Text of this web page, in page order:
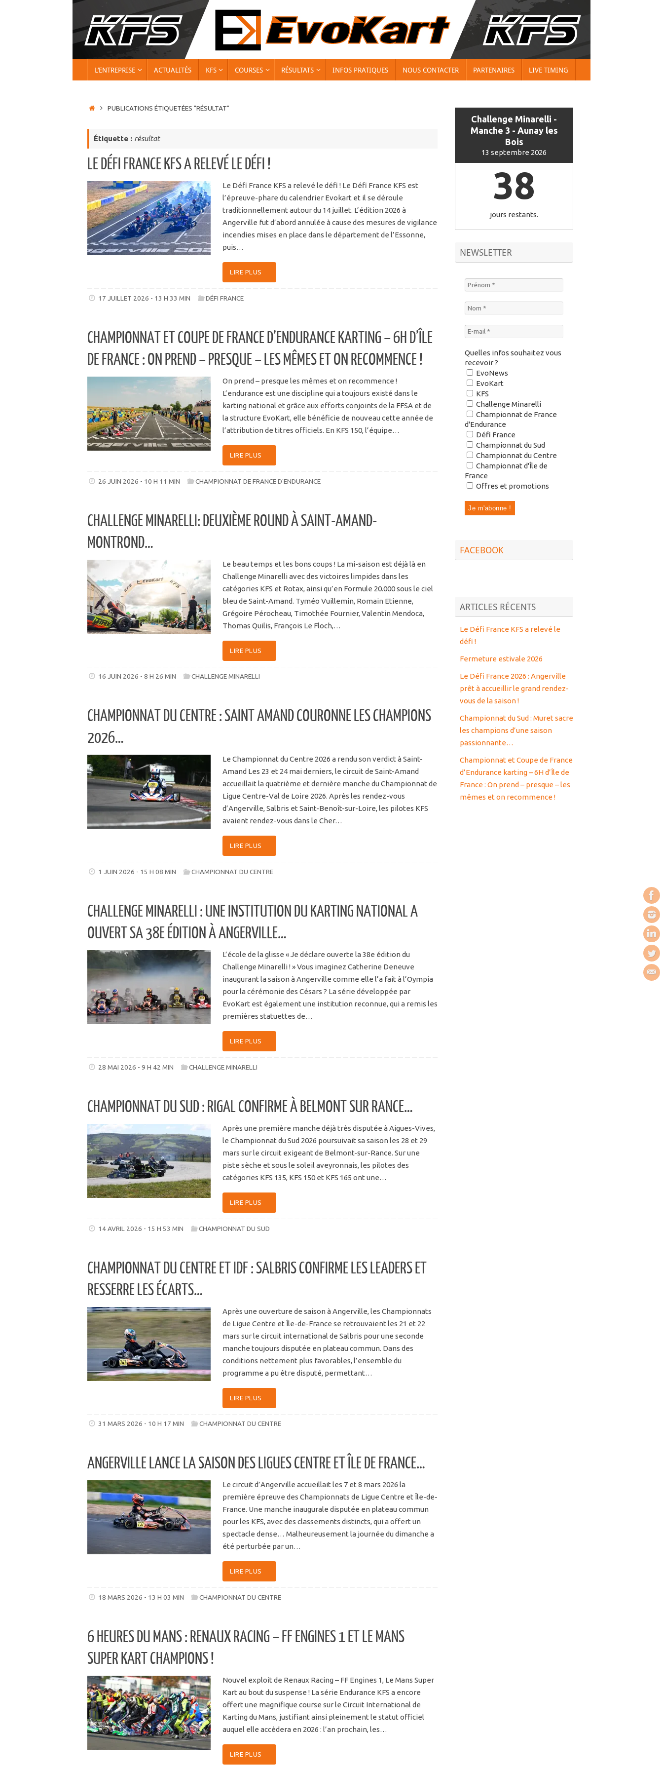
L’ENTREPRISE ACTUALITÉS KFS COURSES RÉSULTATS INFOS PRATIQUES NOUS CONTACTER PARTENAIRES LIVE TIMING
ACCUEIL
PUBLICATIONS ÉTIQUETÉES "RÉSULTAT"
Étiquette : résultat
LE DÉFI FRANCE KFS A RELEVÉ LE DÉFI !
Le Défi France KFS a relevé le défi ! Le Défi France KFS est
l’épreuve-phare du calendrier Evokart et il se déroule
traditionnellement autour du 14 juillet. L’édition 2026 à
Angerville fut d’abord annulée à cause des mesures de vigilance
incendies mises en place dans le département de l’Essonne,
puis…
LIRE PLUS
17 JUILLET 2026 - 13 H 33 MIN DÉFI FRANCE
CHAMPIONNAT ET COUPE DE FRANCE D’ENDURANCE KARTING – 6H D’ÎLE
DE FRANCE : ON PREND – PRESQUE – LES MÊMES ET ON RECOMMENCE !
On prend – presque les mêmes et on recommence !
L’endurance est une discipline qui a toujours existé dans le
karting national et grâce aux efforts conjoints de la FFSA et de
la structure EvoKart, elle bénéficie de nouveau cette année de
l’attribution de titres officiels. En KFS 150, l’équipe…
LIRE PLUS
26 JUIN 2026 - 10 H 11 MIN CHAMPIONNAT DE FRANCE D'ENDURANCE
CHALLENGE MINARELLI: DEUXIÈME ROUND À SAINT-AMAND-
MONTROND…
Le beau temps et les bons coups ! La mi-saison est déjà là en
Challenge Minarelli avec des victoires limpides dans les
catégories KFS et Rotax, ainsi qu’en Formule 20.000 sous le ciel
bleu de Saint-Amand. Tyméo Vuillemin, Romain Etienne,
Grégoire Pérocheau, Timothée Fournier, Valentin Mendoca,
Thomas Quilis, François Le Floch,…
LIRE PLUS
16 JUIN 2026 - 8 H 26 MIN CHALLENGE MINARELLI
CHAMPIONNAT DU CENTRE : SAINT AMAND COURONNE LES CHAMPIONS
2026…
Le Championnat du Centre 2026 a rendu son verdict à Saint-
Amand Les 23 et 24 mai derniers, le circuit de Saint-Amand
accueillait la quatrième et dernière manche du Championnat de
Ligue Centre-Val de Loire 2026. Après les rendez-vous
d’Angerville, Salbris et Saint-Benoît-sur-Loire, les pilotes KFS
avaient rendez-vous dans le Cher…
LIRE PLUS
1 JUIN 2026 - 15 H 08 MIN CHAMPIONNAT DU CENTRE
CHALLENGE MINARELLI : UNE INSTITUTION DU KARTING NATIONAL A
OUVERT SA 38E ÉDITION À ANGERVILLE…
L’école de la glisse « Je déclare ouverte la 38e édition du
Challenge Minarelli ! » Vous imaginez Catherine Deneuve
inaugurant la saison à Angerville comme elle l’a fait à l’Oympia
pour la cérémonie des Césars ? La série développée par
EvoKart est également une institution reconnue, qui a remis les
premières statuettes de…
LIRE PLUS
28 MAI 2026 - 9 H 42 MIN CHALLENGE MINARELLI
CHAMPIONNAT DU SUD : RIGAL CONFIRME À BELMONT SUR RANCE…
Après une première manche déjà très disputée à Aigues-Vives,
le Championnat du Sud 2026 poursuivait sa saison les 28 et 29
mars sur le circuit exigeant de Belmont-sur-Rance. Sur une
piste sèche et sous le soleil aveyronnais, les pilotes des
catégories KFS 135, KFS 150 et KFS 165 ont une…
LIRE PLUS
14 AVRIL 2026 - 15 H 53 MIN CHAMPIONNAT DU SUD
CHAMPIONNAT DU CENTRE ET IDF : SALBRIS CONFIRME LES LEADERS ET
RESSERRE LES ÉCARTS…
Après une ouverture de saison à Angerville, les Championnats
de Ligue Centre et Île-de-France se retrouvaient les 21 et 22
mars sur le circuit international de Salbris pour une seconde
manche toujours disputée en plateau commun. Dans des
conditions nettement plus favorables, l’ensemble du
programme a pu être disputé, permettant…
LIRE PLUS
31 MARS 2026 - 10 H 17 MIN CHAMPIONNAT DU CENTRE
ANGERVILLE LANCE LA SAISON DES LIGUES CENTRE ET ÎLE DE FRANCE…
Le circuit d’Angerville accueillait les 7 et 8 mars 2026 la
première épreuve des Championnats de Ligue Centre et Île-de-
France. Une manche inaugurale disputée en plateau commun
pour les KFS, avec des classements distincts, qui a offert un
spectacle dense… Malheureusement la journée du dimanche a
été perturbée par un…
LIRE PLUS
18 MARS 2026 - 13 H 03 MIN CHAMPIONNAT DU CENTRE
6 HEURES DU MANS : RENAUX RACING – FF ENGINES 1 ET LE MANS
SUPER KART CHAMPIONS !
Nouvel exploit de Renaux Racing – FF Engines 1, Le Mans Super
Kart au bout du suspense ! La série Endurance KFS a encore
offert une magnifique course sur le Circuit International de
Karting du Mans, justifiant ainsi pleinement le statut officiel
auquel elle accèdera en 2026 : l’an prochain, les…
LIRE PLUS
Challenge Minarelli -
Manche 3 - Aunay les
Bois
13 septembre 2026
38
jours restants.
NEWSLETTER
Quelles infos souhaitez vous
recevoir ?
EvoNews
EvoKart
KFS
Challenge Minarelli
Championnat de France
d'Endurance
Défi France
Championnat du Sud
Championnat du Centre
Championnat d'Île de
France
Offres et promotions
FACEBOOK
ARTICLES RÉCENTS
Le Défi France KFS a relevé le
défi !
Fermeture estivale 2026
Le Défi France 2026 : Angerville
prêt à accueillir le grand rendez-
vous de la saison !
Championnat du Sud : Muret sacre
les champions d’une saison
passionnante…
Championnat et Coupe de France
d’Endurance karting – 6H d’Île de
France : On prend – presque – les
mêmes et on recommence !